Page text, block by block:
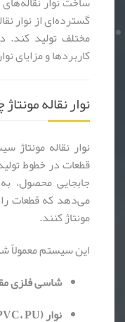
گسترده‌ای از نوار
مختلف تولید کند.
کاربردها و مزایای
نوار نقاله
نوار نقاله مونتاژ
قطعات در خطوط
جابجایی محصول،
می‌دهد که قطعات
مونتاژ کنند.
این سیستم معمولاً
شاسی فلزی
نوار (PVC، PU یا لاستیکی با کیفیت بالا)